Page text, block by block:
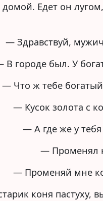
Едет он
— Здравствуй,
В городе был. У
— Что ж тебе
— Кусок золота с
— А где же у тебя
— Променял
— Променяй мне
коня пастуху,